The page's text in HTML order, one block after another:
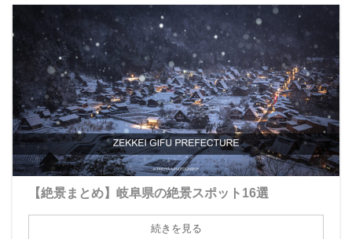
【絶景まとめ】岐阜県の絶景スポット16選
続きを見る